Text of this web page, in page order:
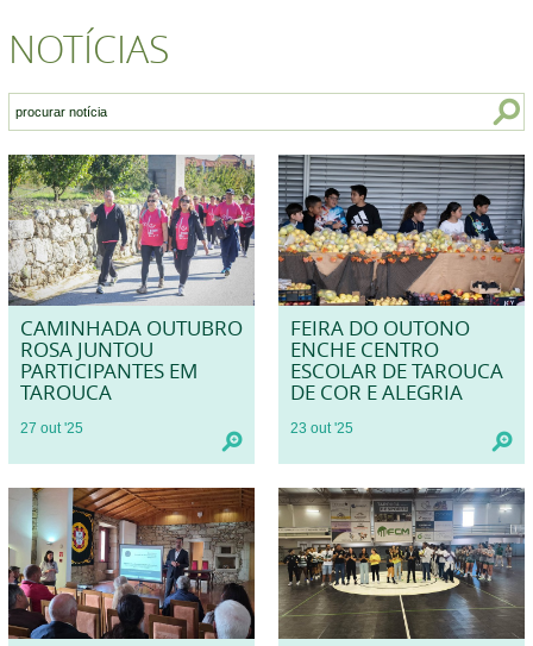
NOTÍCIAS
CAMINHADA OUTUBRO
ROSA JUNTOU
PARTICIPANTES EM
TAROUCA
27 out '25
FEIRA DO OUTONO
ENCHE CENTRO
ESCOLAR DE TAROUCA
DE COR E ALEGRIA
23 out '25